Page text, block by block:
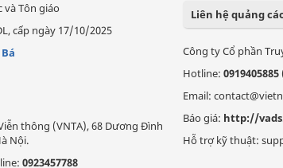
và Tôn giáo
cấp ngày 17/10/2025
thông (VNTA), 68 Dương Đình
Nội.
0923457788
Liên hệ quảng
Công ty Cổ phần
Hotline:
Email:
Báo giá: http://
Hỗ trợ kỹ thuật: